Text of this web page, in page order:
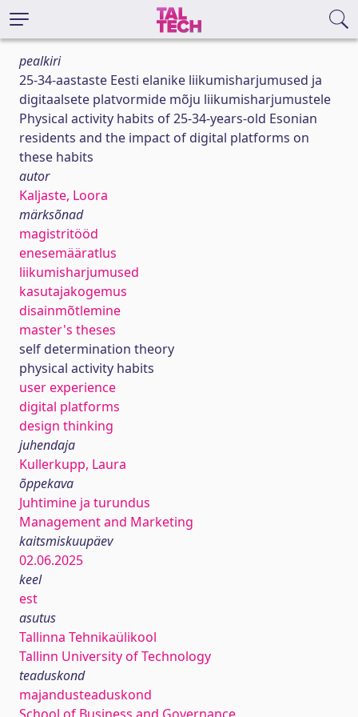
pealkiri
25-34-aastaste Eesti elanike liikumisharjumused ja
digitaalsete platvormide mõju liikumisharjumustele
Physical activity habits of 25-34-years-old Esonian
residents and the impact of digital platforms on
these habits
autor
Kaljaste, Loora
märksõnad
magistritööd
enesemääratlus
liikumisharjumused
kasutajakogemus
disainmõtlemine
master's theses
self determination theory
physical activity habits
user experience
digital platforms
design thinking
juhendaja
Kullerkupp, Laura
õppekava
Juhtimine ja turundus
Management and Marketing
kaitsmiskuupäev
02.06.2025
keel
est
asutus
Tallinna Tehnikaülikool
Tallinn University of Technology
teaduskond
majandusteaduskond